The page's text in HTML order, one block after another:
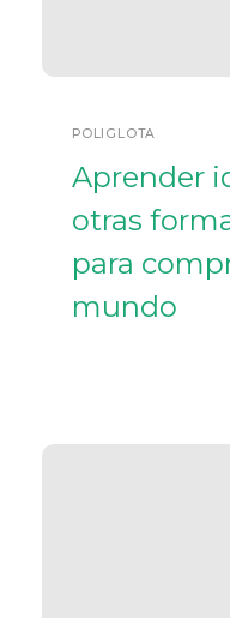
POLIGLOTA
Aprender
otras
para
mundo